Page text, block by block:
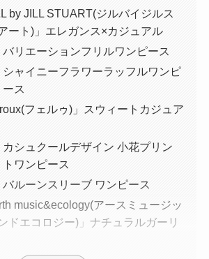
by JILL STUART(ジルバイジルス
ート)」エレガンス×カジュアル
バリエーションフリルワンピース
シャイニーフラワーラッフルワンピ
ース
フェルゥ)」スウィートカジュア
カシュクールデザイン 小花プリン
トワンピース
バルーンスリーブ ワンピース
music&ecology(アースミュージッ
ドエコロジー)」ナチュラルガーリ